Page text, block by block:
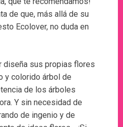
de que, más allá de su
Ecolover, no duda en
diseña sus propias flores
y colorido árbol de
de los árboles
Y sin necesidad de
de ingenio y de